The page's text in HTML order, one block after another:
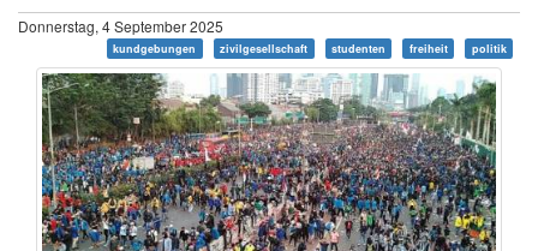
Donnerstag, 4 September 2025
kundgebungen zivilgesellschaft studenten freiheit politik